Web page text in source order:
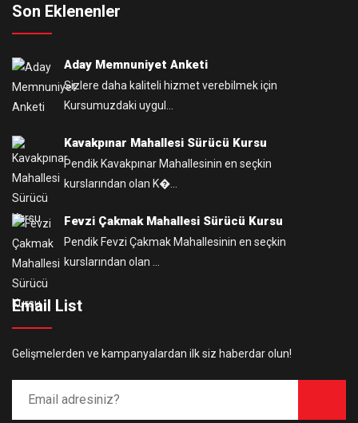
Son Eklenenler
Aday Memnuniyet Anketi
Sizlere daha kaliteli hizmet verebilmek için
Kursumuzdaki uygul...
Kavakpınar Mahallesi Sürücü Kursu
Pendik Kavakpınar Mahallesinin en seçkin
kurslarından olan K�...
Fevzi Çakmak Mahallesi Sürücü Kursu
Pendik Fevzi Çakmak Mahallesinin en seçkin
kurslarından olan ...
Email List
Gelişmelerden ve kampanyalardan ilk siz haberdar olun!